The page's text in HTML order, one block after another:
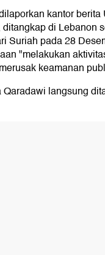
kantor berita
di Lebanon
Suriah pada 28
"melakukan
keamanan
langsung